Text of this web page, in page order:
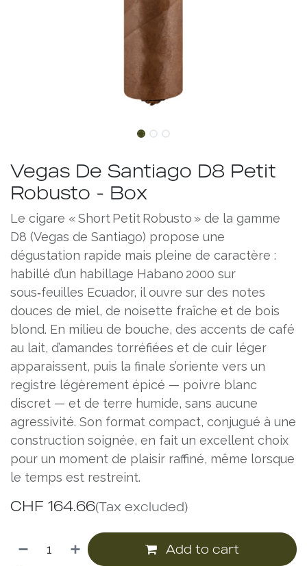
Vegas De Santiago D8 Petit
Robusto - Box
Le cigare « Short Petit Robusto » de la gamme
D8 (Vegas de Santiago) propose une
dégustation rapide mais pleine de caractère :
habillé d’un habillage Habano 2000 sur
sous‑feuilles Ecuador, il ouvre sur des notes
douces de miel, de noisette fraîche et de bois
blond. En milieu de bouche, des accents de café
au lait, d’amandes torréfiées et de cuir léger
apparaissent, puis la finale s’oriente vers un
registre légèrement épicé — poivre blanc
discret — et de terre humide, sans aucune
agressivité. Son format compact, conjugué à une
construction soignée, en fait un excellent choix
pour un moment de plaisir raffiné, même lorsque
le temps est restreint.
CHF 164.66(Tax excluded)
Add to cart